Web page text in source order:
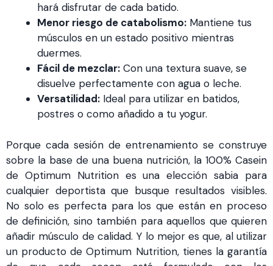
hará disfrutar de cada batido.
Menor riesgo de catabolismo: Mantiene tus
músculos en un estado positivo mientras
duermes.
Fácil de mezclar: Con una textura suave, se
disuelve perfectamente con agua o leche.
Versatilidad: Ideal para utilizar en batidos,
postres o como añadido a tu yogur.
Porque cada sesión de entrenamiento se construye
sobre la base de una buena nutrición, la 100% Casein
de Optimum Nutrition es una elección sabia para
cualquier deportista que busque resultados visibles.
No solo es perfecta para los que están en proceso
de definición, sino también para aquellos que quieren
añadir músculo de calidad. Y lo mejor es que, al utilizar
un producto de Optimum Nutrition, tienes la garantía